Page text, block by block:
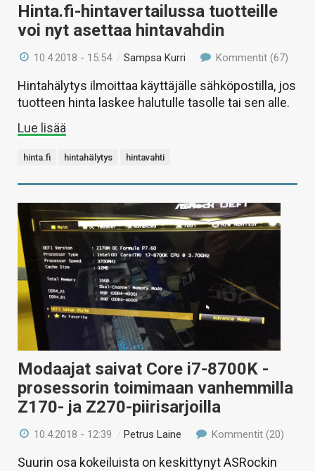
Hinta.fi-hintavertailussa tuotteille
voi nyt asettaa hintavahdin
10.4.2018 - 15:54 /Sampsa Kurri Kommentit (67)
Hintahälytys ilmoittaa käyttäjälle sähköpostilla, jos
tuotteen hinta laskee halutulle tasolle tai sen alle.
Lue lisää
hinta.fi hintahälytys hintavahti
Modaajat saivat Core i7-8700K -
prosessorin toimimaan vanhemmilla
Z170- ja Z270-piirisarjoilla
10.4.2018 - 12:39 / Petrus Laine Kommentit (20)
Suurin osa kokeiluista on keskittynyt ASRockin